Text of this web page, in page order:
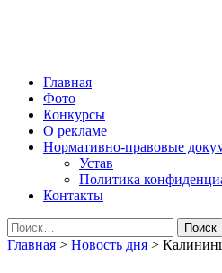
Народная трибуна
Калининская районная газета
Главная
Фото
Конкурсы
О рекламе
Нормативно-правовые
Устав
Политика
Контакты
Найти:
Главная > Новость дня >